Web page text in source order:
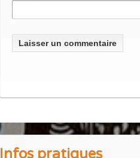
Infos pratiques